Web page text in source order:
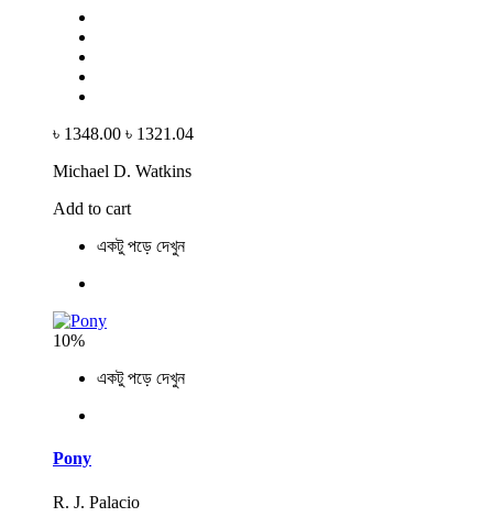
৳ 1348.00 ৳ 1321.04
Michael D. Watkins
Add to cart
একটু পড়ে দেখুন
10%
একটু পড়ে দেখুন
Pony
R. J. Palacio